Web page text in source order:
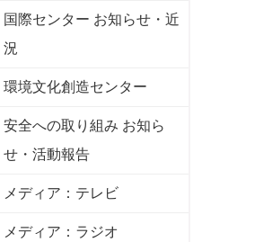
国際センター お知らせ・近
況
環境文化創造センター
安全への取り組み お知ら
せ・活動報告
メディア：テレビ
メディア：ラジオ